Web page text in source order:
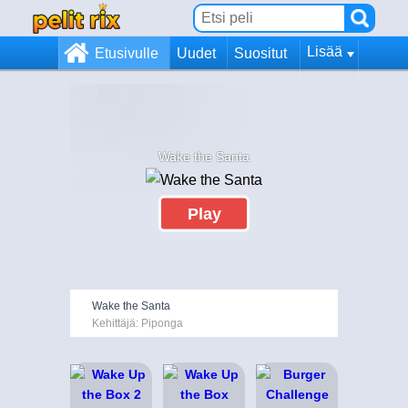
Etusivulle Uudet Suositut Lisää
Wake the Santa
Play
Wake the Santa
Kehittäjä: Piponga